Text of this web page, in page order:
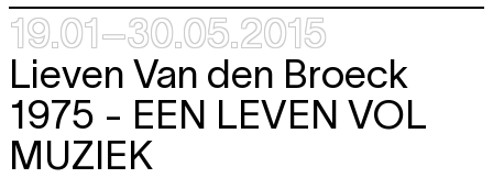
19.01–30.05.2015
Lieven Van den Broeck
1975 - EEN LEVEN VOL
MUZIEK